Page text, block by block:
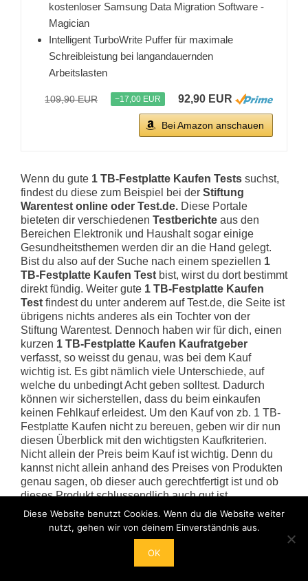
kostenloser Samsung Data Migration Software -
Magician
Intelligent TurboWrite Puffer für maximale
Schreibleistung bei langandauernden
Arbeitslasten
109,90 EUR −17,00 EUR 92,90 EUR
Bei Amazon anschauen
Wenn du gute 1 TB-Festplatte Kaufen Tests suchst,
findest du diese zum Beispiel bei der Stiftung
Warentest online oder Test.de. Diese Portale
bieteten dir verschiedenen Testberichte aus den
Bereichen Elektronik und Haushalt sogar einige
Gesundheitsthemen werden dir an die Hand gelegt.
Bist du also auf der Suche nach einem speziellen 1
TB-Festplatte Kaufen Test bist, wirst du dort bestimmt
direkt fündig. Weiter gute 1 TB-Festplatte Kaufen
Test findest du unter anderem auf Test.de, die Seite ist
übrigens nichts anderes als ein Tochter von der
Stiftung Warentest. Dennoch haben wir für dich, einen
kurzen 1 TB-Festplatte Kaufen Kaufratgeber
verfasst, so weisst du genau, was bei dem Kauf
wichtig ist. Es gibt nämlich viele Unterschiede, auf
welche du unbedingt Acht geben solltest. Dadurch
können wir sicherstellen, dass du beim einkaufen
keinen Fehlkauf erleidest. Um den Kauf von zb. 1 TB-
Festplatte Kaufen nicht zu bereuen, geben wir dir nun
diesen Überblick mit den wichtigsten Kaufkriterien.
Nicht allein der Preis beim Kauf ist wichtig. Denn du
kannst nicht allein anhand des Preises von Produkten
genau sagen, ob dieser auch gerechtfertigt ist und ob
dieses Produkt schlussendlich auch gut ist.
Bestseller-Test
1 TB-Festplatte Kaufen Top 50 im
1 TB-Festplatte Kaufen Aktuelle
Diese Website benutzt Cookies. Wenn du die Website weiter
nutzt, gehen wir von deinem Einverständnis aus.
OK